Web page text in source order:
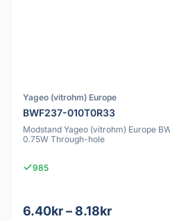
Yageo (vitrohm) Europe
BWF237-010T0R33
Modstand Yageo (vitrohm) Europe
0.75W Through-hole
985
6.40kr – 8.18kr